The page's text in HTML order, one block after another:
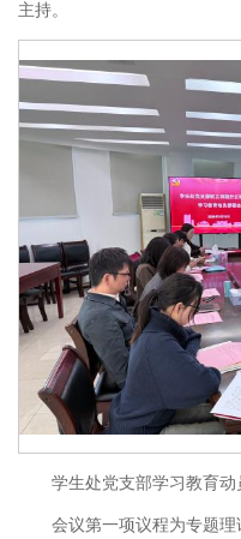
主持。
学生处党支部学习教育动
会议第一项议程为专题